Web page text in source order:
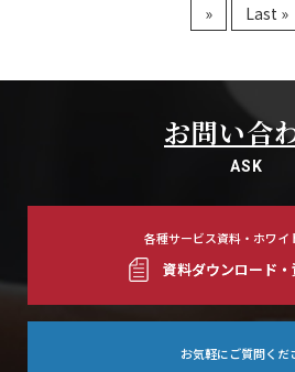
»
Last »
お問い合
ASK
各種サービス資料・ホワイ
資料ダウンロード
お気軽にご質問くだ